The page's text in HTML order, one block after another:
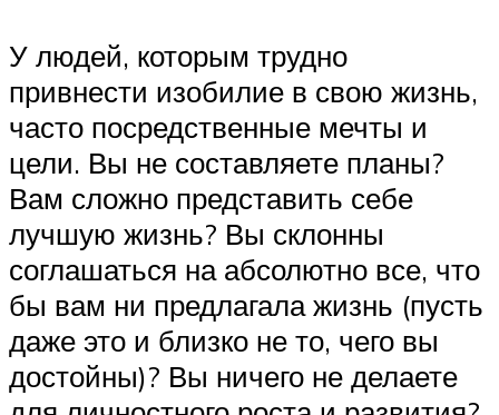
У людей, которым трудно
привнести изобилие в свою жизнь,
часто посредственные мечты и
цели. Вы не составляете планы?
Вам сложно представить себе
лучшую жизнь? Вы склонны
соглашаться на абсолютно все, что
бы вам ни предлагала жизнь (пусть
даже это и близко не то, чего вы
достойны)? Вы ничего не делаете